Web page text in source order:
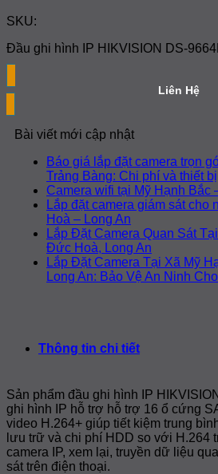
SKU:
Đầu ghi hình IP HIKVISION DS-
Liên Hệ
Bài viết mới cập nhật
Báo giá lắp đặt camera trọn
Trảng Bàng: Chi phí và thiết bị
Camera wifi tại Mỹ Hạnh Bắc
Lắp đặt camera giám sát
Hoà – Long An
có
bình
luận
ở
sát
xưởng
tại
Đức
Hoà
–
Long
Lắp Đặt Camera Quan Sát
Đức Hoà, Long An
có
bình
Tại
Xã
Mỹ
Hạnh
Nam
Lắp Đặt Camera Tại Xã Mỹ
Long An: Bảo Vệ An Ninh
Thông tin chi tiết
Sản phẩm đầu ghi hình IP
ghi hình IP hỗ trợ hỗ trợ 16 ổ cứng
video H.264+ giúp tiết kiệm trung
lưu trữ và chi phí HDD so với H.264
camera IP, xem lại, truyền dữ liệu
sát trên điện thoại.